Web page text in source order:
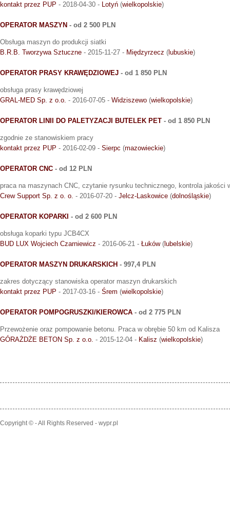
kontakt przez PUP - 2018-04-30 - Lotyń (wielkopolskie)
OPERATOR MASZYN - od 2 500 PLN
Obsługa maszyn do produkcji siatki
B.R.B. Tworzywa Sztuczne - 2015-11-27 - Międzyrzecz ( lubuskie)
OPERATOR PRASY KRAWĘDZIOWEJ - od 1 850 PLN
obsługa prasy krawędziowej
GRAL-MED Sp. z o.o. - 2016-07-05 - Widziszewo (wielkopolskie)
OPERATOR LINII DO PALETYZACJI BUTELEK PET - od 1 850 PLN
zgodnie ze stanowiskiem pracy
kontakt przez PUP - 2016-02-09 - Sierpc (mazowieckie)
OPERATOR CNC - od 12 PLN
praca na maszynach CNC, czytanie rysunku technicznego, kontrola jakości
Crew Support Sp. z o. o. - 2016-07-20 - Jelcz-Laskowice (dolnośląskie)
OPERATOR KOPARKI - od 2 600 PLN
obsługa koparki typu JCB4CX
BUD LUX Wojciech Czarniewicz - 2016-06-21 - Łuków( lubelskie)
OPERATOR MASZYN DRUKARSKICH - 997,4 PLN
zakres dotyczący stanowiska operator maszyn drukarskich
kontakt przez PUP - 2017-03-16 - Śrem (wielkopolskie)
OPERATOR POMPOGRUSZKI/KIEROWCA - od 2 775 PLN
Przewożenie oraz pompowanie betonu. Praca w obrębie 50 km od Kalisza
GÓRAŻDŻE BETON Sp. z o.o. - 2015-12-04 - Kalisz (wielkopolskie)
Copyright © - All Rights Reserved - wypr.pl